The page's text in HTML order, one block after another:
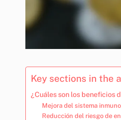
Key sections in the
¿Cuáles son los beneficios
Mejora del sistema
Reducción del riesgo de